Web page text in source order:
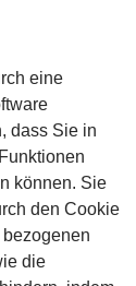
eine
dass Sie in
können. Sie
den Cookie
die